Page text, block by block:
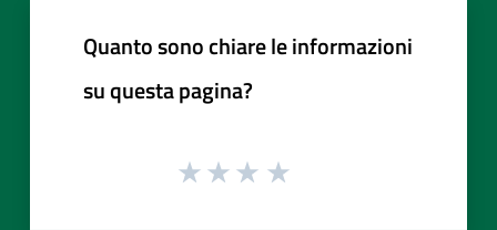
Quanto sono chiare le informazioni
su questa pagina?